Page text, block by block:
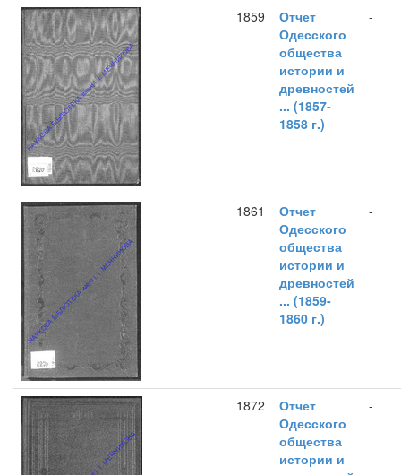
1859
Отчет
Одесского
общества
истории и
древностей
... (1857-
1858 г.)
-
1861
Отчет
Одесского
общества
истории и
древностей
... (1859-
1860 г.)
-
1872
Отчет
Одесского
общества
истории и
-